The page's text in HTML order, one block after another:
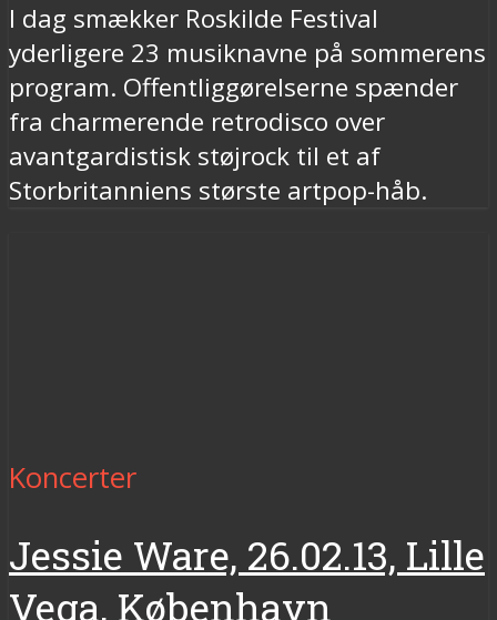
I dag smækker Roskilde Festival
yderligere 23 musiknavne på sommerens
program. Offentliggørelserne spænder
fra charmerende retrodisco over
avantgardistisk støjrock til et af
Storbritanniens største artpop-håb.
Koncerter
Jessie Ware, 26.02.13, Lille
Vega, København